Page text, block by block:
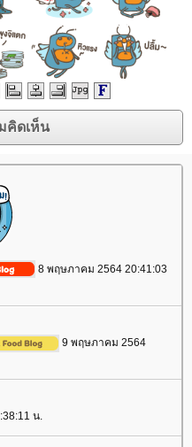
8 พฤษภาคม 2564 20:41:03
9 พฤษภาคม 2564
น.